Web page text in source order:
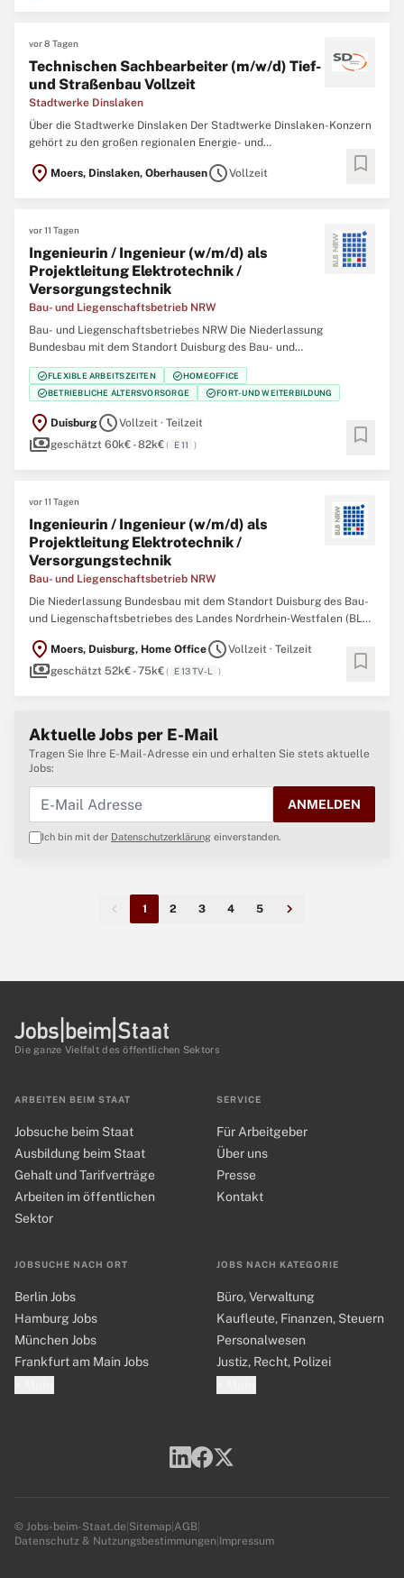
vor 8 Tagen
Technischen Sachbearbeiter (m/w/d) Tief-
und Straßenbau Vollzeit
Stadtwerke Dinslaken
Über die Stadtwerke Dinslaken Der Stadtwerke Dinslaken-Konzern
gehört zu den großen regionalen Energie- und
Mitarbeitenden und 24 Tochter- und Beteiligungsgesellschaften
location_on Moers, Dinslaken, OberhausenscheduleVollzeit bookmark
vor 11 Tagen
Ingenieurin / Ingenieur (w/m/d) als
Projektleitung Elektrotechnik /
Versorgungstechnik
Bau- und Liegenschaftsbetrieb NRW
Bau- und Liegenschaftsbetriebes NRW Die Niederlassung
Bundesbau mit dem Standort Duisburg des Bau- und
Liegenschaftsbetriebes des Landes Nordrhein‑Westfalen (BLB
NRW) sucht zum nächstmöglichen Zeitpunkt eine/einen Ingenieurin
/ Ingenieur (w/m/d) als Projektleitung Elektrotechnik /
Versorgungstechnik ...
check_circleFLEXIBLE ARBEITSZEITEN check_circleHOMEOFFICE
check_circleBETRIEBLICHE ALTERSVORSORGE check_circleFORT- UND WEITERBILDUNG
location_on DuisburgscheduleVollzeit · Teilzeit
paymentsgeschätzt 60k€ - 82k€( E 11 ) bookmark
vor 11 Tagen
Ingenieurin / Ingenieur (w/m/d) als
Projektleitung Elektrotechnik /
Versorgungstechnik
Bau- und Liegenschaftsbetrieb NRW
Die Niederlassung Bundesbau mit dem Standort Duisburg des Bau-
und Liegenschaftsbetriebes des Landes Nordrhein‑Westfalen (BLB
/ Ingenieur (w/m/d) als Projektleitung Elektrotechnik /
Versorgungstechnik Der Bau- und Liegenschaftsbetrieb NRW ...
location_on Moers, Duisburg, Home OfficescheduleVollzeit · Teilzeit
paymentsgeschätzt 52k€ - 75k€( E 13 TV-L ) bookmark
Aktuelle Jobs per E-Mail
Tragen Sie Ihre E-Mail-Adresse ein und erhalten Sie stets aktuelle
Jobs:
ANMELDEN
Ich bin mit der Datenschutzerklärung einverstanden.
1 2 3 4 5
Die ganze Vielfalt des öffentlichen Sektors
ARBEITEN BEIM STAAT
Jobsuche beim Staat
Ausbildung beim Staat
Gehalt und Tarifverträge
Arbeiten im öffentlichen
Sektor
JOBSUCHE NACH ORT
Berlin Jobs
Hamburg Jobs
München Jobs
Frankfurt am Main Jobs
JOBS NACH KATEGORIE
Büro, Verwaltung
Kaufleute, Finanzen, Steuern
Personalwesen
Justiz, Recht, Polizei
SERVICE
Für Arbeitgeber
Über uns
Presse
Kontakt
© Jobs-beim-Staat.de Sitemap AGB
Datenschutz & Nutzungsbestimmungen Impressum